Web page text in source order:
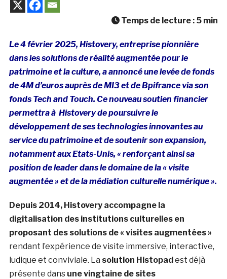
Temps de lecture : 5 min
Le 4 février 2025, Histovery, entreprise pionnière
dans les solutions de réalité augmentée pour le
patrimoine et la culture, a annoncé une levée de fonds
de 4M d’euros auprès de MI3 et de Bpifrance via son
fonds Tech and Touch. Ce nouveau soutien financier
permettra à Histovery de poursuivre le
développement de ses technologies innovantes au
service du patrimoine et de soutenir son expansion,
notamment aux Etats-Unis, « renforçant ainsi sa
position de leader dans le domaine de la « visite
augmentée » et de la médiation culturelle numérique ».
Depuis 2014, Histovery accompagne la
digitalisation des institutions culturelles en
proposant des solutions de « visites augmentées »
rendant l’expérience de visite immersive, interactive,
ludique et conviviale. La solution Histopadest déjà
présente dans une vingtaine de sites